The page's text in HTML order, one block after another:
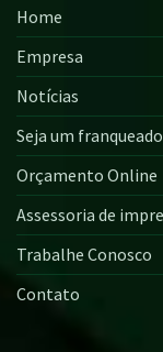
Home
Empresa
Notícias
Seja um franqueado
Orçamento Online
Assessoria de
Trabalhe Conosco
Contato